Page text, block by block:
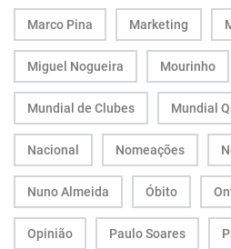
Marco Pina Marketing
Miguel Nogueira Mourinho
Mundial de Clubes Mundial
Nacional Nomeações
Nuno Almeida Óbito
Opinião Paulo Soares